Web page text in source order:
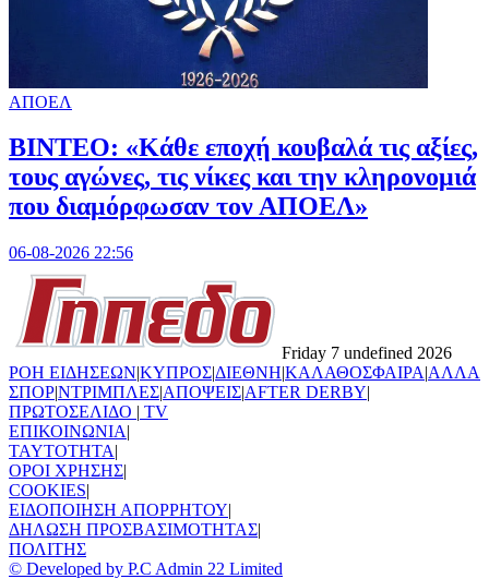
ΑΠΟΕΛ
ΒΙΝΤΕΟ: «Κάθε εποχή κουβαλά τις αξίες,
τους αγώνες, τις νίκες και την κληρονομιά
που διαμόρφωσαν τον ΑΠΟΕΛ»
06-08-2026 22:56
Friday 7 undefined 2026
ΡΟΗ ΕΙΔΗΣΕΩΝ|ΚΥΠΡΟΣ|ΔΙΕΘΝΗ|ΚΑΛΑΘΟΣΦΑΙΡΑ|ΑΛΛΑ
ΣΠΟΡ|ΝΤΡΙΜΠΛΕΣ|ΑΠΟΨΕΙΣ|AFTER DERBY|
ΠΡΩΤΟΣΕΛΙΔΟ | TV
ΕΠΙΚΟΙΝΩΝΙΑ|
TAYTOTHTA|
ΟΡΟΙ ΧΡΗΣΗΣ|
COOKIES|
ΕΙΔΟΠΟΙΗΣΗ ΑΠΟΡΡΗΤΟΥ|
ΔΗΛΩΣΗ ΠΡΟΣΒΑΣΙΜΟΤΗΤΑΣ|
ΠΟΛΙΤΗΣ
© Developed by P.C Admin 22 Limited